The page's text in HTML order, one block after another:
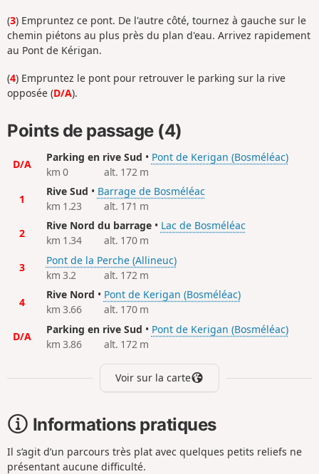
(3) Empruntez ce pont. De l'autre côté, tournez à gauche sur le
chemin piétons au plus près du plan d'eau. Arrivez rapidement
au Pont de Kérigan.
(4) Empruntez le pont pour retrouver le parking sur la rive
opposée (D/A).
Points de passage (4)
D/A
Parking en rive Sud • Pont de Kerigan (Bosméléac)
km 0
alt. 172 m
1
Rive Sud • Barrage de Bosméléac
km 1.23
alt. 171 m
2
Rive Nord du barrage• Lac de Bosméléac
km 1.34
alt. 170 m
3
Pont de la Perche (Allineuc)
km 3.2
alt. 172 m
4
Rive Nord • Pont de Kerigan (Bosméléac)
km 3.66
alt. 170 m
D/A
Parking en rive Sud • Pont de Kerigan (Bosméléac)
km 3.86
alt. 172 m
Voir sur la carte
Informations pratiques
Il s’agit d’un parcours très plat avec quelques petits reliefs ne
présentant aucune difficulté.